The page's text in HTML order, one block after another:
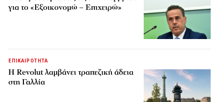
για το «Εξοικονομώ – Επιχειρώ»
ΕΠΙΚΑΙΡΟΤΗΤΑ
Η Revolut λαμβάνει τραπεζική άδεια
στη Γαλλία